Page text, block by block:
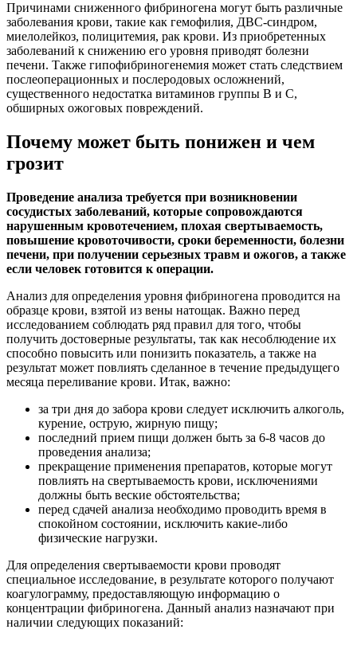
Причинами сниженного фибриногена могут быть различные
заболевания крови, такие как гемофилия, ДВС-синдром,
миелолейкоз, полицитемия, рак крови. Из приобретенных
заболеваний к снижению его уровня приводят болезни
печени. Также гипофибриногенемия может стать следствием
послеоперационных и послеродовых осложнений,
существенного недостатка витаминов группы В и С,
обширных ожоговых повреждений.
Почему может быть понижен и чем
грозит
Проведение анализа требуется при возникновении
сосудистых заболеваний, которые сопровождаются
нарушенным кровотечением, плохая свертываемость,
повышение кровоточивости, сроки беременности, болезни
печени, при получении серьезных травм и ожогов, а также
если человек готовится к операции.
Анализ для определения уровня фибриногена проводится на
образце крови, взятой из вены натощак. Важно перед
исследованием соблюдать ряд правил для того, чтобы
получить достоверные результаты, так как несоблюдение их
способно повысить или понизить показатель, а также на
результат может повлиять сделанное в течение предыдущего
месяца переливание крови. Итак, важно:
за три дня до забора крови следует исключить алкоголь,
курение, острую, жирную пищу;
последний прием пищи должен быть за 6-8 часов до
проведения анализа;
прекращение применения препаратов, которые могут
повлиять на свертываемость крови, исключениями
должны быть веские обстоятельства;
перед сдачей анализа необходимо проводить время в
спокойном состоянии, исключить какие-либо
физические нагрузки.
Для определения свертываемости крови проводят
специальное исследование, в результате которого получают
коагулограмму, предоставляющую информацию о
концентрации фибриногена. Данный анализ назначают при
наличии следующих показаний: